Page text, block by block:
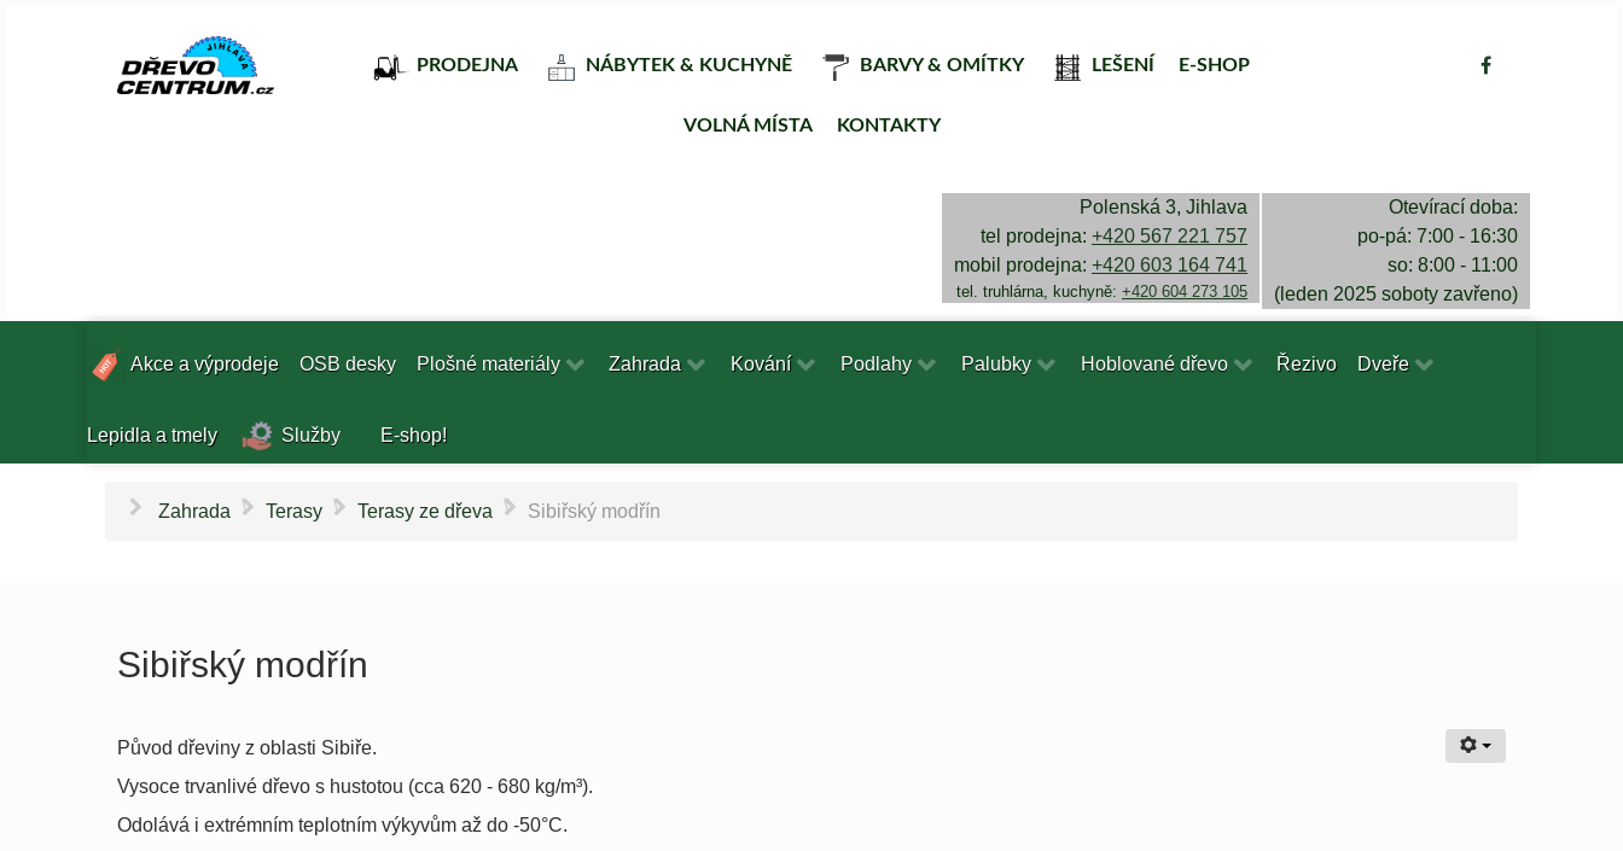
PRODEJNA NÁBYTEK & KUCHYNĚ BARVY & OMÍTKY LEŠENÍ E-SHOP
VOLNÁ MÍSTA KONTAKTY
Polenská 3, Jihlava
tel prodejna: +420 567 221 757
mobil prodejna: +420 603 164 741
tel. truhlárna, kuchyně: +420 604 273 105
Otevírací doba:
po-pá: 7:00 - 16:30
so: 8:00 - 11:00
(leden 2025 soboty zavřeno)
Akce a výprodeje OSB desky Plošné materiály Zahrada Kování Podlahy Palubky Hoblované dřevo Řezivo Dveře
Lepidla a tmely Služby E-shop!
Zahrada \ Terasy \ Terasy ze dřeva \ Sibiřský modřín
Sibiřský modřín
Původ dřeviny z oblasti Sibiře.
Vysoce trvanlivé dřevo s hustotou (cca 620 - 680 kg/m³).
Odolává i extrémním teplotním výkyvům až do -50°C.